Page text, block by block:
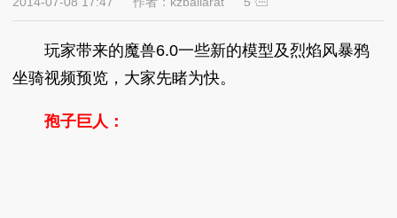
玩家带来的魔兽6.0一些新的模型及烈焰风暴鸦
坐骑视频预览，大家先睹为快。
孢子巨人：